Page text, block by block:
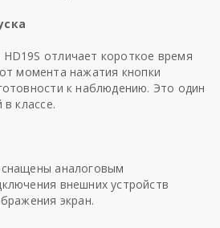
отличает короткое время
момента нажатия кнопки
к наблюдению. Это один
классе.
аналоговым
внешних устройств
экран.